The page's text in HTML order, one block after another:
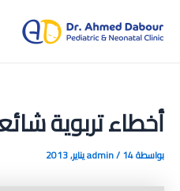
المحتوى
أخطاء تربوية
بواسطة admin/14 يناير, 2013